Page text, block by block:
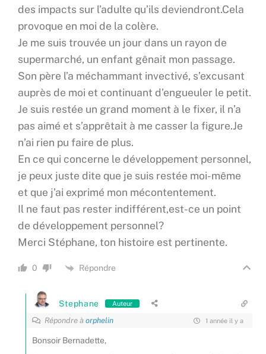
des impacts sur l’adulte qu’ils deviendront.Cela
provoque en moi de la colère.
Je me suis trouvée un jour dans un rayon de
supermarché, un enfant gênait mon passage.
Son père l’a méchammant invectivé, s’excusant
auprès de moi et continuant d’engueuler le petit.
Je suis restée un grand moment à le fixer, il n’a
pas aimé et s’apprêtait à me casser la figure.Je
n’ai rien pu faire de plus.
En ce qui concerne le développement personnel,
je peux juste dite que je suis restée moi-même
et que j’ai exprimé mon mécontentement.
Il ne faut pas rester indifférent,est-ce un point
de développement personnel?
Merci Stéphane, ton histoire est pertinente.
0 Répondre
Stephane Auteur
Répondre àorphelin 1 année il y a
Bonsoir Bernadette,